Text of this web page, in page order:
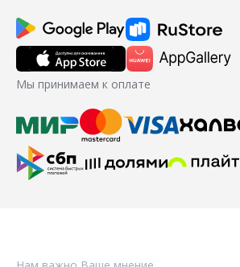
Мы принимаем к оплате